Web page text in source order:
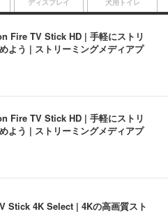
Fire TV Stick HD | 手軽にストリ
よう | ストリーミングメディアプ
Fire TV Stick HD | 手軽にストリ
よう | ストリーミングメディアプ
Stick 4K Select | 4Kの高画質スト
ディスプレイ 犬用トイレ